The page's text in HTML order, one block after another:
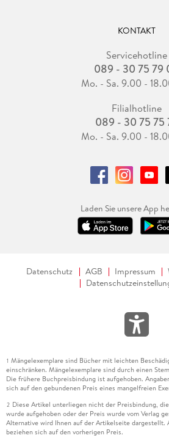
KONTAKT
Servicehotline
089 - 30 75 79
Mo. - Sa. 9.00 -
Filialhotline
089 - 30 75 75
Mo. - Sa. 9.00 -
Laden Sie unsere App
Datenschutz AGB Impressum
1 Mängelexemplare sind Bücher mit leichten
einschränken. Mängelexemplare sind durch einen
Die frühere Buchpreisbindung ist aufgehoben.
sich auf den gebundenen Preis eines mangelfreien
2 Diese Artikel unterliegen nicht der Preisbindung,
wurde aufgehoben oder der Preis wurde vom Verlag
Alternative wird Ihnen auf der Artikelseite dargestellt.
beziehen sich auf den vorherigen Preis.